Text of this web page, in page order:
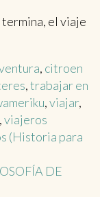
termina, el viaje
, citroen
,trabajar en
,viajar,
,viajeros
(Historia para
DE